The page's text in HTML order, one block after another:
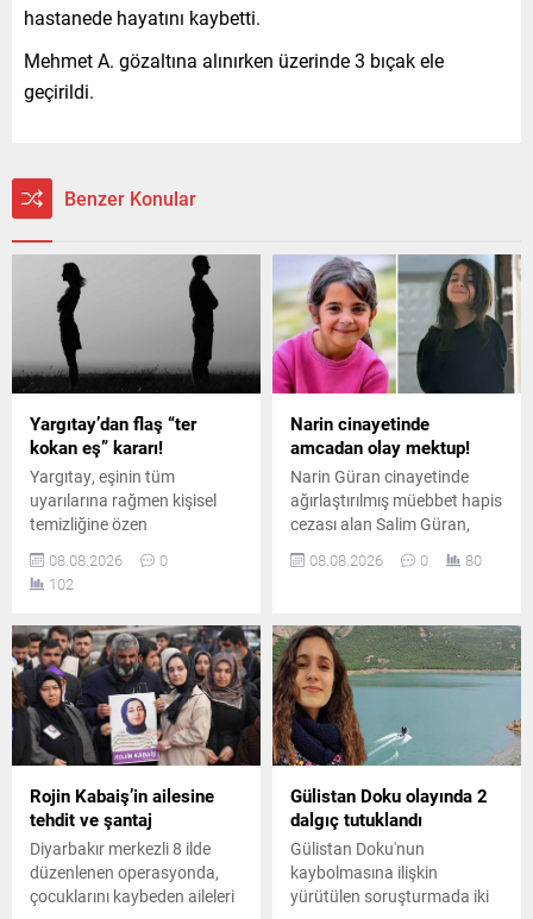
hastanede hayatını kaybetti.
Mehmet A. gözaltına alınırken üzerinde 3 bıçak ele
geçirildi.
Benzer Konular
Yargıtay’dan flaş “ter
kokan eş” kararı!
Yargıtay, eşinin tüm
uyarılarına rağmen kişisel
temizliğine özen
göstermeyen ve sürekli ter
koktuğu belirtilen erkeği
boşanma davasında tam
boşanmasına karar verildi.
08.08.2026
0
102
Narin cinayetinde
amcadan olay mektup!
Narin Güran cinayetinde
ağırlaştırılmış müebbet hapis
cezası alan Salim Güran,
cezaevinden yazdığı
mektupta suçsuz olduğunu
olduğunu öne sürdü.
08.08.2026 0 80
Rojin Kabaiş’in ailesine
tehdit ve şantaj
Diyarbakır merkezli 8 ilde
düzenlenen operasyonda,
çocuklarını kaybeden aileleri
Gülistan Doku olayında 2
dalgıç tutuklandı
Gülistan Doku'nun
kaybolmasına ilişkin
yürütülen soruşturmada iki